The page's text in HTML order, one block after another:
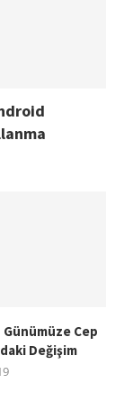
Cep
Değişim